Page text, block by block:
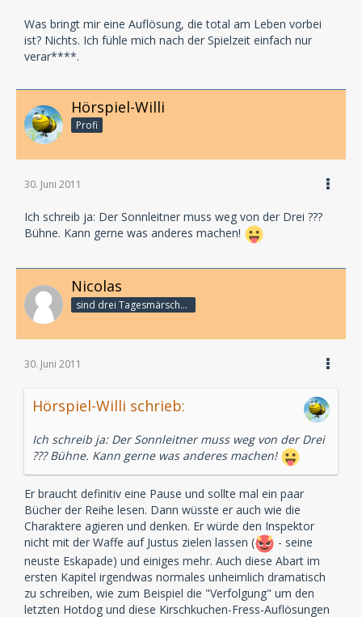
Was bringt mir eine Auflösung, die total am Leben vorbei
ist? Nichts. Ich fühle mich nach der Spielzeit einfach nur
verar****.
Hörspiel-Willi
Profi
30. Juni 2011
Ich schreib ja: Der Sonnleitner muss weg von der Drei ???
Bühne. Kann gerne was anderes machen!
Nicolas
sind drei Tagesmärsche bis zum Subway ...
30. Juni 2011
Hörspiel-Willi schrieb:
Ich schreib ja: Der Sonnleitner muss weg von der Drei
??? Bühne. Kann gerne was anderes machen!
Er braucht definitiv eine Pause und sollte mal ein paar
Bücher der Reihe lesen. Dann wüsste er auch wie die
Charaktere agieren und denken. Er würde den Inspektor
nicht mit der Waffe auf Justus zielen lassen (
- seine
neuste Eskapade) und einiges mehr. Auch diese Abart im
ersten Kapitel irgendwas normales unheimlich dramatisch
zu schreiben, wie zum Beispiel die "Verfolgung" um den
letzten Hotdog und diese Kirschkuchen-Fress-Auflösungen